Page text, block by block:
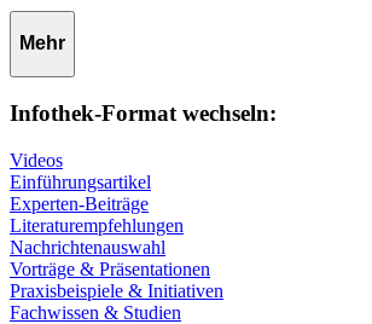
Mehr
Infothek-Format wechseln:
Videos
Einführungsartikel
Experten-Beiträge
Literaturempfehlungen
Nachrichtenauswahl
Vorträge & Präsentationen
Praxisbeispiele & Initiativen
Fachwissen & Studien